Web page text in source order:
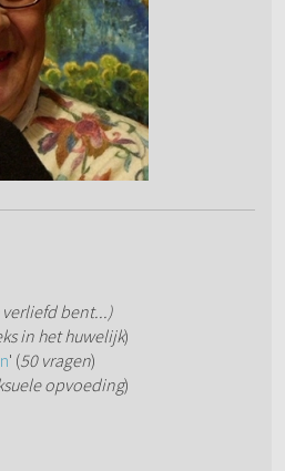
verliefd bent...)
in het huwelijk)
' (50 vragen)
opvoeding)